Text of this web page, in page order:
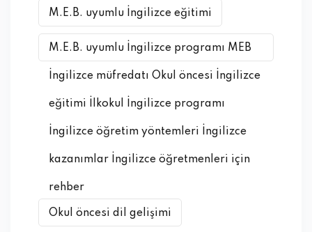
M.E.B. uyumlu İngilizce eğitimi
M.E.B. uyumlu İngilizce programı MEB
İngilizce müfredatı Okul öncesi İngilizce
eğitimi İlkokul İngilizce programı
İngilizce öğretim yöntemleri İngilizce
kazanımlar İngilizce öğretmenleri için
rehber
Okul öncesi dil gelişimi